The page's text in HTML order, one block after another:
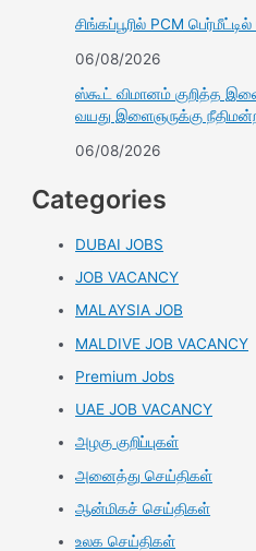
சிங்கப்பூரில் PCM
06/08/2026
ஸ்கூட் விமானம் குறித்த
வயது இளைஞருக்கு
06/08/2026
Categories
DUBAI JOBS
JOB VACANCY
MALAYSIA JOB
MALDIVE JOB VACANCY
Premium Jobs
UAE JOB VACANCY
அழகு குறிப்புகள்
அனைத்து செய்திகள்
ஆன்மிகச் செய்திகள்
உலக செய்திகள்